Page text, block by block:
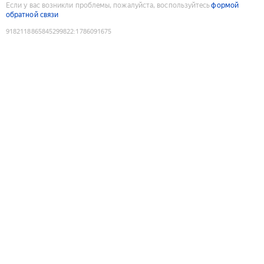
Если у вас возникли проблемы, пожалуйста, воспользуйтесьформой
обратной связи
9182118865845299822:1786091675